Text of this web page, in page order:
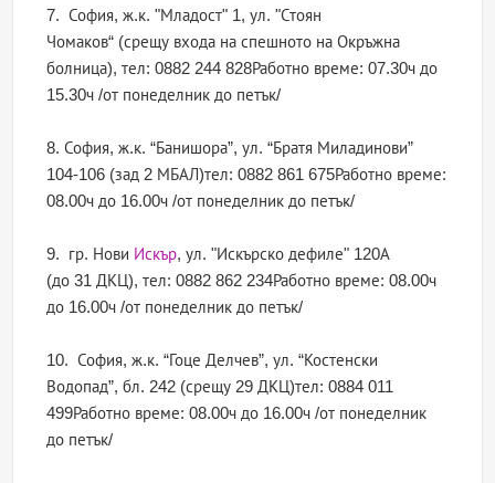
7. София, ж.к. "Младост" 1, ул. "Стоян
Чомаков“ (срещу входа на спешното на Окръжна
болница), тел: 0882 244 828Работно време: 07.30ч до
15.30ч /от понеделник до петък/
8. София, ж.к. “Банишора”, ул. “Братя Миладинови”
104-106 (зад 2 МБАЛ)тел: 0882 861 675Работно време:
08.00ч до 16.00ч /от понеделник до петък/
9. гр. Нови Искър, ул. "Искърско дефиле" 120А
(до 31 ДКЦ), тел: 0882 862 234Работно време: 08.00ч
до 16.00ч /от понеделник до петък/
10. София, ж.к. “Гоце Делчев”, ул. “Костенски
Водопад”, бл. 242 (срещу 29 ДКЦ)тел: 0884 011
499Работно време: 08.00ч до 16.00ч /от понеделник
до петък/